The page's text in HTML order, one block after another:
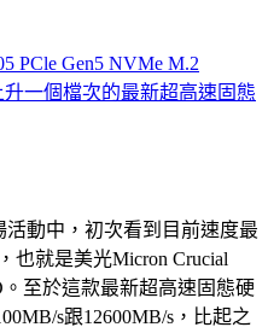
PCle Gen5 NVMe M.2
一個檔次的最新超高速固態
動中，初次看到目前速度最
也就是美光Micron Crucial
。至於這款最新超高速固態硬
s跟12600MB/s，比起之